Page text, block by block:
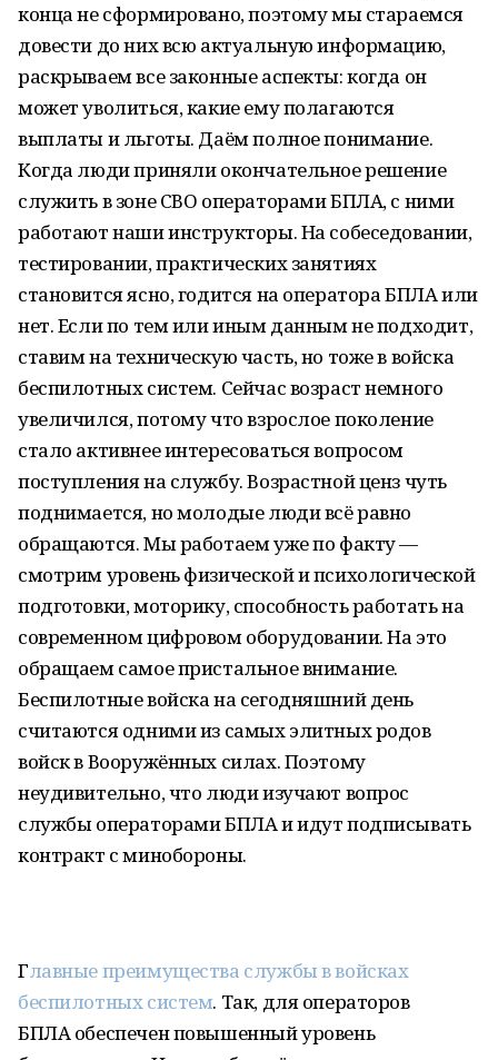
конца не сформировано, поэтому мы стараемся
довести до них всю актуальную информацию,
раскрываем все законные аспекты: когда он
может уволиться, какие ему полагаются
выплаты и льготы. Даём полное понимание.
Когда люди приняли окончательное решение
служить в зоне СВО операторами БПЛА, с ними
работают наши инструкторы. На собеседовании,
тестировании, практических занятиях
становится ясно, годится на оператора БПЛА или
нет. Если по тем или иным данным не подходит,
ставим на техническую часть, но тоже в войска
беспилотных систем. Сейчас возраст немного
увеличился, потому что взрослое поколение
стало активнее интересоваться вопросом
поступления на службу. Возрастной ценз чуть
поднимается, но молодые люди всё равно
обращаются. Мы работаем уже по факту —
смотрим уровень физической и психологической
подготовки, моторику, способность работать на
современном цифровом оборудовании. На это
обращаем самое пристальное внимание.
Беспилотные войска на сегодняшний день
считаются одними из самых элитных родов
войск в Вооружённых силах. Поэтому
неудивительно, что люди изучают вопрос
службы операторами БПЛА и идут подписывать
контракт с минобороны.
Главные преимущества службы в войсках
беспилотных систем. Так, для операторов
БПЛА обеспечен повышенный уровень